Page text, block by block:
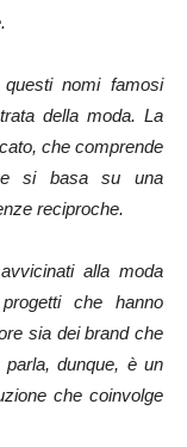
nomi famosi
della moda. La
che comprende
si basa su una
reciproche.
alla moda
che hanno
sia dei brand che
parla, dunque, è un
che coinvolge